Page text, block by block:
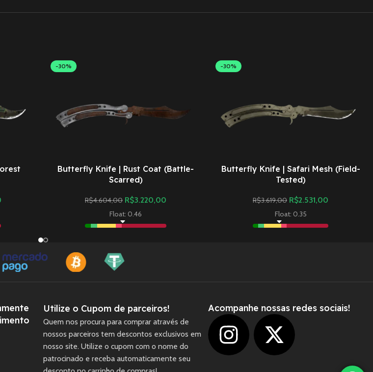
-30%
Butterfly Knife | Rust Coat (Battle-
Scarred)
R$4.604,00 R$3.220,00
Float: 0.46
-30%
Butterfly Knife | Safari Mesh (Field-
Tested)
R$3.619,00 R$2.531,00
Float: 0.35
Utilize o Cupom de parceiros!
Quem nos procura para comprar através de
nossos parceiros tem descontos exclusivos em
nosso site. Utilize o cupom com o nome do
patrocinado e receba automaticamente seu
Acompanhe nossas redes sociais!
1